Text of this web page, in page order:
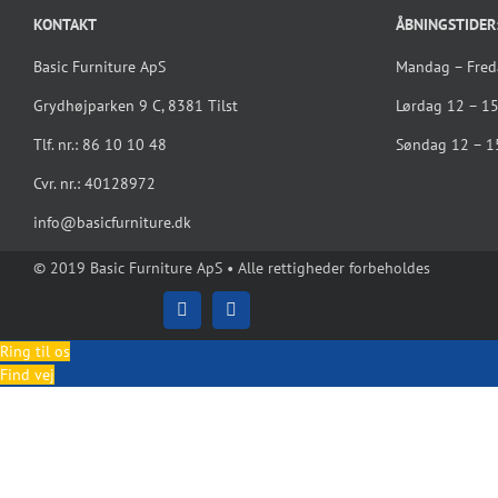
KONTAKT
Basic Furniture ApS
Grydhøjparken 9 C, 8381 Tilst
Tlf. nr.: 86 10 10 48
Cvr. nr.: 40128972
info@basicfurniture.dk
Mandag –
Lørdag 12 –
Søndag 12 –
© 2019 Basic Furniture ApS • Alle rettigheder forbeholdes
Facebook
Ring til os
Find vej